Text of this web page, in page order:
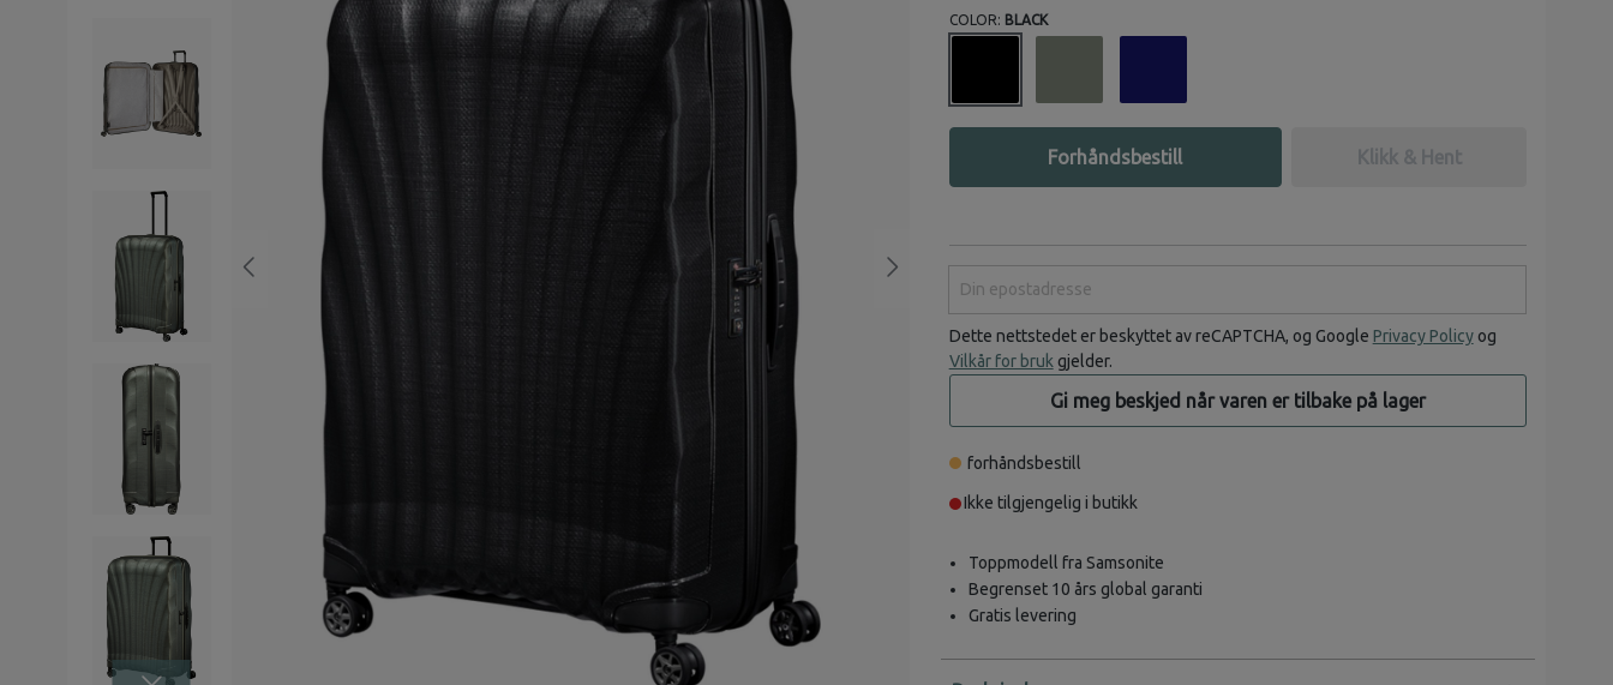
COLOR: BLACK
Forhåndsbestill Klikk & Hent
Dette nettstedet er beskyttet av reCAPTCHA, og Google Privacy Policyog
Vilkår for bruk gjelder.
Gi meg beskjed når varen er tilbake på lager
forhåndsbestill
Ikke tilgjengelig i butikk
Toppmodell fra Samsonite
Begrenset 10 års global garanti
Gratis levering